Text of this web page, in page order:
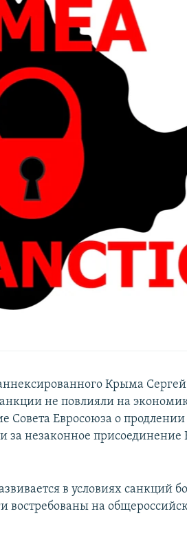
Крыма
не повлияли на
Евросоюза о продлении
за незаконное
в условиях санкций
востребованы на